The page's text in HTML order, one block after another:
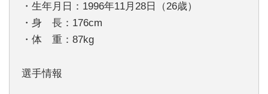
・生年月日：1996年11月28日（26歳）
・身 長：176cm
・体 重：87kg
選手情報